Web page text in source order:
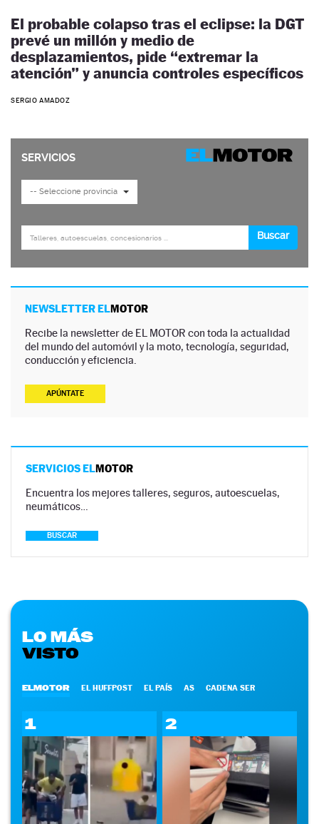
El probable colapso tras el eclipse: la DGT
prevé un millón y medio de
desplazamientos, pide “extremar la
atención” y anuncia controles específicos
SERGIO AMADOZ
NEWSLETTER ELMOTOR
Recibe la newsletter de EL MOTOR con toda la actualidad
del mundo del automóvil y la moto, tecnología, seguridad,
conducción y eficiencia.
APÚNTATE
SERVICIOS ELMOTOR
Encuentra los mejores talleres, seguros, autoescuelas,
neumáticos…
BUSCAR
LO MÁS
VISTO
ELMOTOR EL HUFFPOST EL PAÍS AS CADENA SER
1 2